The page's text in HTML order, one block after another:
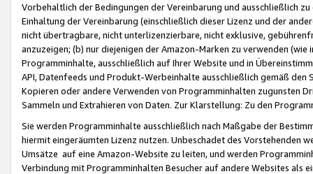
Vorbehaltlich der Bedingungen der Vereinbarung und ausschließlich
Einhaltung der Vereinbarung (einschließlich dieser Lizenz und der
nicht übertragbare, nicht unterlizenzierbare, nicht exklusive,
anzuzeigen; (b) nur diejenigen der Amazon-Marken zu verwenden
Programminhalte, ausschließlich auf Ihrer Website und in
API, Datenfeeds und Produkt-Werbeinhalte ausschließlich gemäß
Kopieren oder andere Verwenden von Programminhalten zugunsten
Sammeln und Extrahieren von Daten. Zur Klarstellung: Zu den
Sie werden Programminhalte ausschließlich nach Maßgabe der
hiermit eingeräumten Lizenz nutzen. Unbeschadet des Vorstehenden
Umsätze auf eine Amazon-Website zu leiten, und werden
Verbindung mit Programminhalten Besucher auf andere Websites als